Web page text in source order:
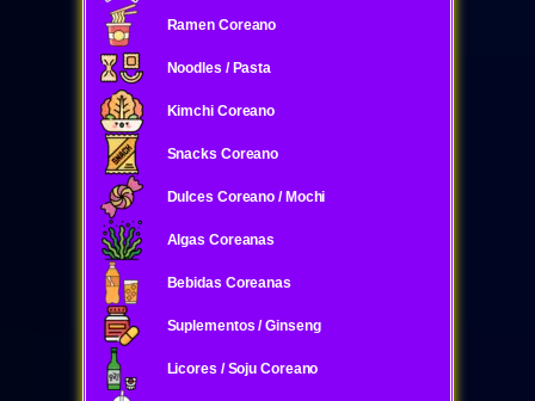
Ramen Coreano
Noodles / Pasta
Kimchi Coreano
Snacks Coreano
Dulces Coreano / Mochi
Algas Coreanas
Bebidas Coreanas
Suplementos / Ginseng
Licores / Soju Coreano